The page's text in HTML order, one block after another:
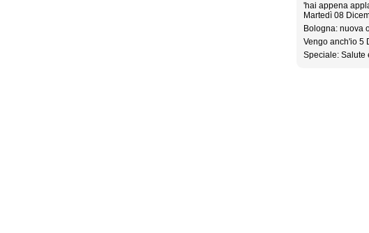
'hai appena
Martedì 08
Bologna: nuova
Vengo anch'io 5
Speciale: Salute